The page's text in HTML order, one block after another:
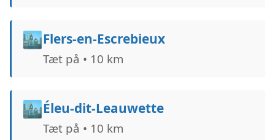
🏙️Flers-en-Escrebieux
Tæt på • 10 km
🏙️Éleu-dit-Leauwette
Tæt på • 10 km